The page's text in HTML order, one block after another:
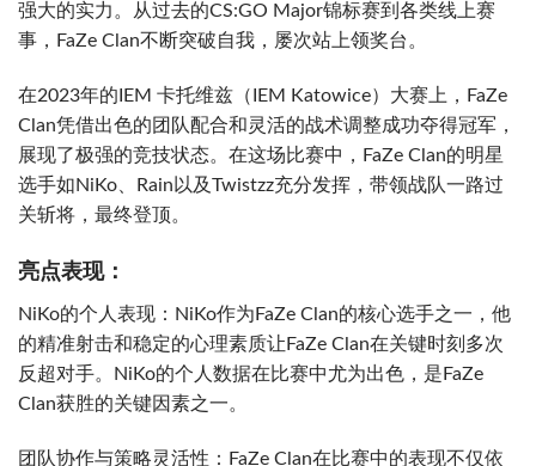
强大的实力。从过去的CS:GO Major锦标赛到各类线上赛
事，FaZe Clan不断突破自我，屡次站上领奖台。
在2023年的IEM 卡托维兹（IEM Katowice）大赛上，FaZe
Clan凭借出色的团队配合和灵活的战术调整成功夺得冠军，
展现了极强的竞技状态。在这场比赛中，FaZe Clan的明星
选手如NiKo、Rain以及Twistzz充分发挥，带领战队一路过
关斩将，最终登顶。
亮点表现：
NiKo的个人表现：NiKo作为FaZe Clan的核心选手之一，他
的精准射击和稳定的心理素质让FaZe Clan在关键时刻多次
反超对手。NiKo的个人数据在比赛中尤为出色，是FaZe
Clan获胜的关键因素之一。
团队协作与策略灵活性：FaZe Clan在比赛中的表现不仅依